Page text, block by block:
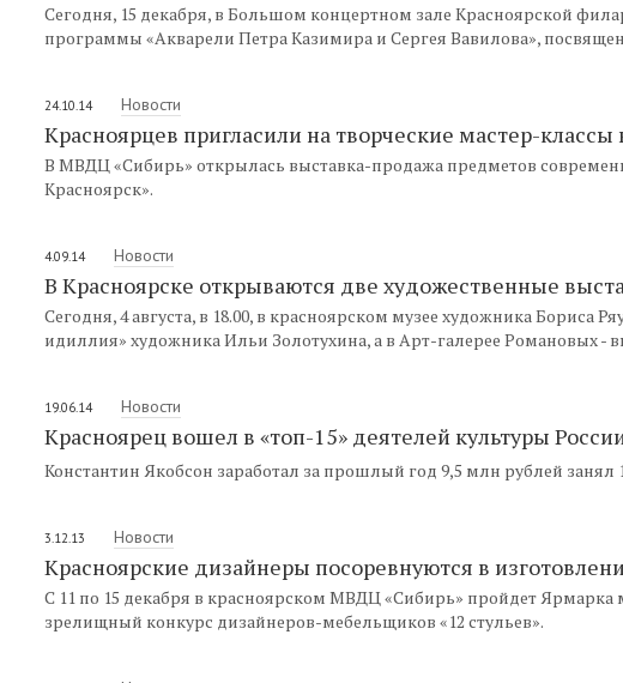
Сегодня, 15 декабря, в Большом концертном зале Красноярской
программы «Акварели Петра Казимира и Сергея Вавилова»,
24.10.14 Новости
Красноярцев пригласили на творческие мастер-
В МВДЦ «Сибирь» открылась выставка-продажа предметов
Красноярск».
4.09.14 Новости
В Красноярске открываются две художественные
Сегодня, 4 августа, в 18.00, в красноярском музее художника Бориса
идиллия» художника Ильи Золотухина, а в Арт-галерее Романовых -
19.06.14 Новости
Красноярец вошел в «топ-15» деятелей культуры
Константин Якобсон заработал за прошлый год 9,5 млн рублей занял
3.12.13 Новости
Красноярские дизайнеры посоревнуются в
С 11 по 15 декабря в красноярском МВДЦ «Сибирь» пройдет Ярмарка
зрелищный конкурс дизайнеров-мебельщиков «12 стульев».